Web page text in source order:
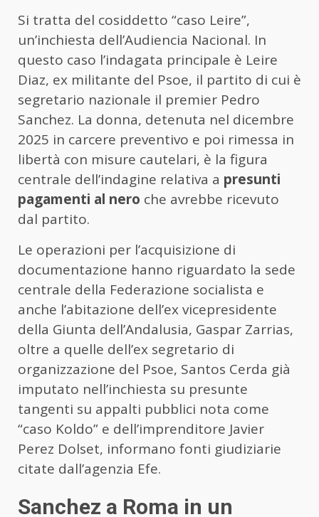
Si tratta del cosiddetto “caso Leire”,
un’inchiesta dell’Audiencia Nacional. In
questo caso l’indagata principale è Leire
Diaz, ex militante del Psoe, il partito di cui è
segretario nazionale il premier Pedro
Sanchez. La donna, detenuta nel dicembre
2025 in carcere preventivo e poi rimessa in
libertà con misure cautelari, è la figura
centrale dell’indagine relativa a presunti
pagamenti al nero che avrebbe ricevuto
dal partito.
Le operazioni per l’acquisizione di
documentazione hanno riguardato la sede
centrale della Federazione socialista e
anche l’abitazione dell’ex vicepresidente
della Giunta dell’Andalusia, Gaspar Zarrias,
oltre a quelle dell’ex segretario di
organizzazione del Psoe, Santos Cerda già
imputato nell’inchiesta su presunte
tangenti su appalti pubblici nota come
“caso Koldo” e dell’imprenditore Javier
Perez Dolset, informano fonti giudiziarie
citate dall’agenzia Efe.
Sanchez a Roma in un